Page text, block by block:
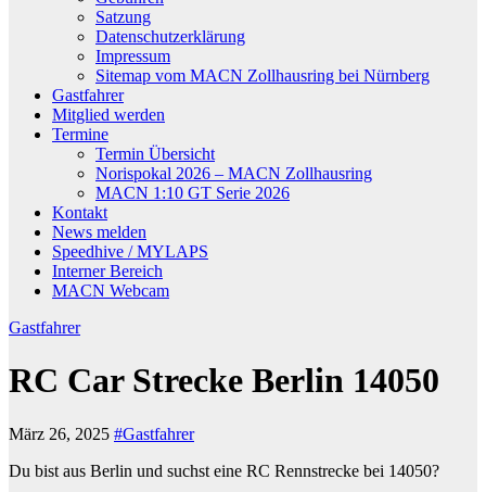
Satzung
Datenschutzerklärung
Impressum
Sitemap vom MACN Zollhausring bei Nürnberg
Gastfahrer
Mitglied werden
Termine
Termin Übersicht
Norispokal 2026 – MACN Zollhausring
MACN 1:10 GT Serie 2026
Kontakt
News melden
Speedhive / MYLAPS
Interner Bereich
MACN Webcam
Gastfahrer
RC Car Strecke Berlin 14050
März 26, 2025 #Gastfahrer
Du bist aus Berlin und suchst eine RC Rennstrecke bei 14050?